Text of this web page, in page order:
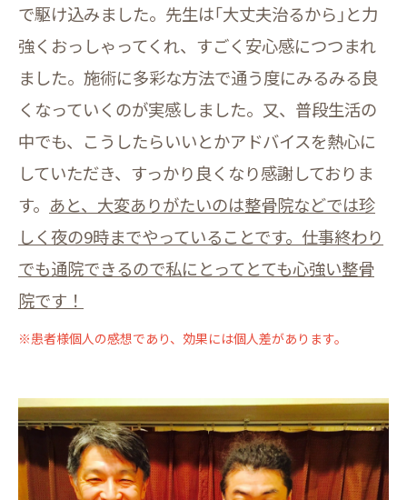
で駆け込みました。先生は｢大丈夫治るから｣と力
強くおっしゃってくれ、すごく安心感につつまれ
ました。施術に多彩な方法で通う度にみるみる良
くなっていくのが実感しました。又、普段生活の
中でも、こうしたらいいとかアドバイスを熱心に
していただき、すっかり良くなり感謝しておりま
す。 あと、大変ありがたいのは整骨院などでは珍
しく夜の9時までやっていることです。仕事終わり
でも通院できるので私にとってとても心強い整骨
院です！
※患者様個人の感想であり、効果には個人差があります。